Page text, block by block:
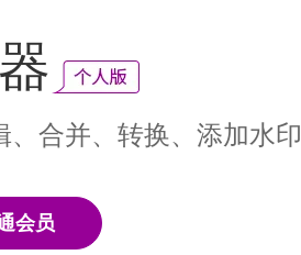
、合并、转换、添加水印
会员